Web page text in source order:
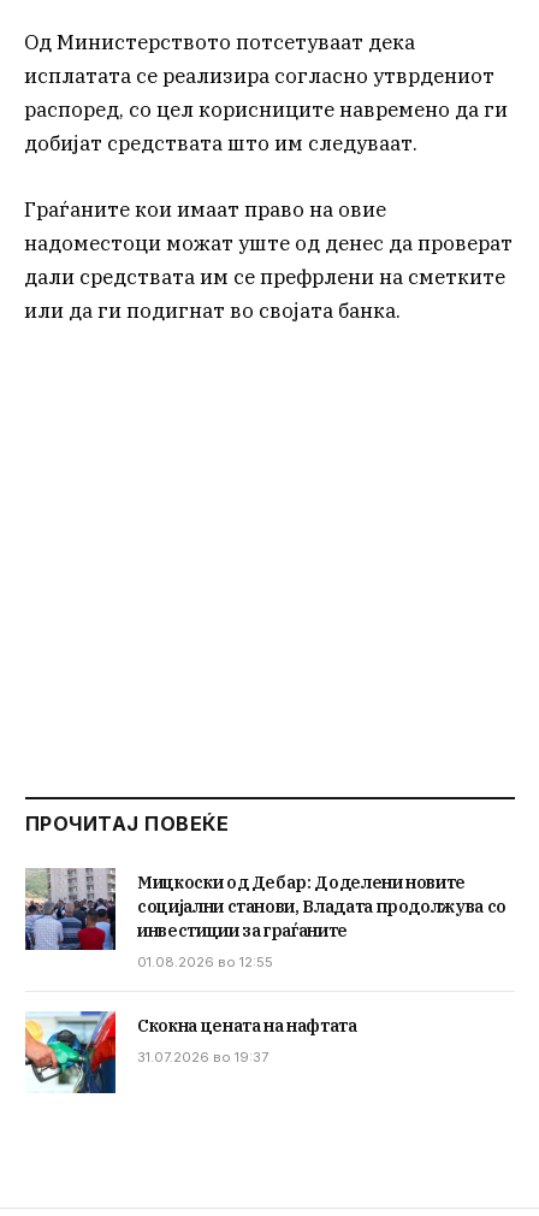
Од Министерството потсетуваат дека
исплатата се реализира согласно утврдениот
распоред, со цел корисниците навремено да ги
добијат средствата што им следуваат.
Граѓаните кои имаат право на овие
надоместоци можат уште од денес да проверат
дали средствата им се префрлени на сметките
или да ги подигнат во својата банка.
ПРОЧИТАЈ ПОВЕЌЕ
Мицкоски од Дебар: Доделени новите
социјални станови, Владата продолжува со
инвестиции за граѓаните
01.08.2026 во 12:55
Скокна цената на нафтата
31.07.2026 во 19:37